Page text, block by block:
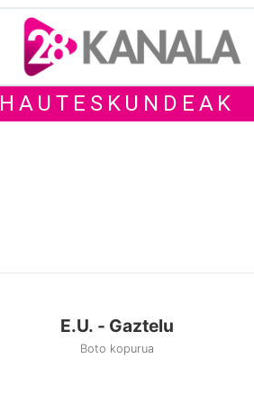
HAUTESKUNDEAK
E.U. - Gaztelu
Boto kopurua